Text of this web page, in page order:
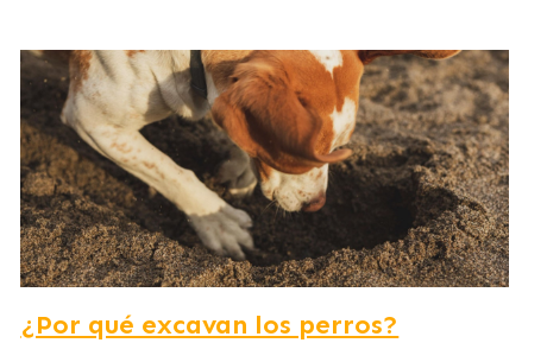
¿Por qué excavan los perros?